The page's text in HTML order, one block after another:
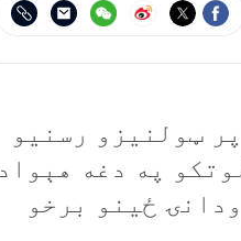
د مارچ په ۳مې نېټې پر ټولنیزو رسنیو
په دغه هېواد
ځینو برخو